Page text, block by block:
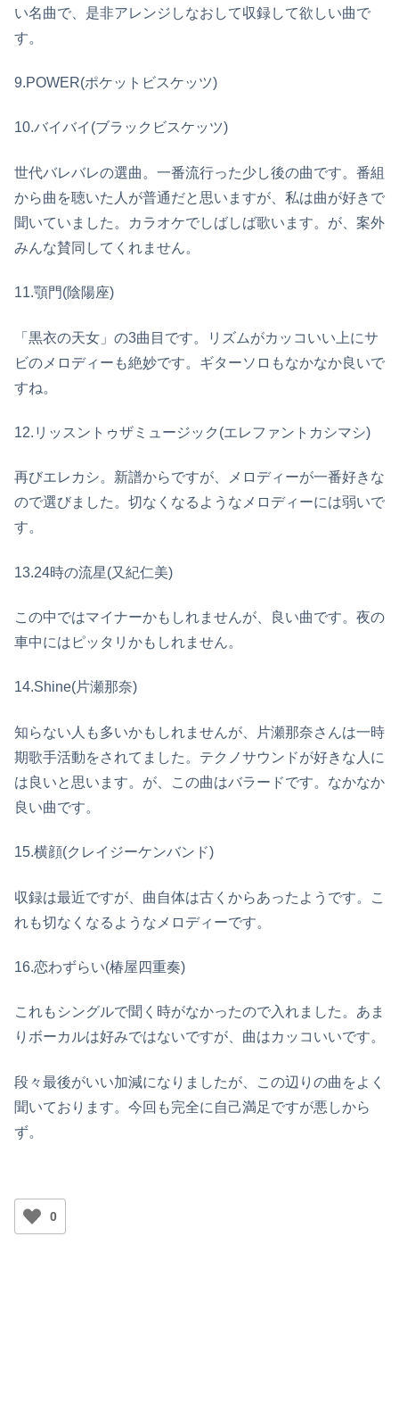
い名曲で、是非アレンジしなおして収録して欲しい曲で
す。
9.POWER(ポケットビスケッツ)
10.バイバイ(ブラックビスケッツ)
世代バレバレの選曲。一番流行った少し後の曲です。番組
から曲を聴いた人が普通だと思いますが、私は曲が好きで
聞いていました。カラオケでしばしば歌います。が、案外
みんな賛同してくれません。
11.顎門(陰陽座)
「黒衣の天女」の3曲目です。リズムがカッコいい上にサ
ビのメロディーも絶妙です。ギターソロもなかなか良いで
すね。
12.リッスントゥザミュージック(エレファントカシマシ)
再びエレカシ。新譜からですが、メロディーが一番好きな
ので選びました。切なくなるようなメロディーには弱いで
す。
13.24時の流星(又紀仁美)
この中ではマイナーかもしれませんが、良い曲です。夜の
車中にはピッタリかもしれません。
14.Shine(片瀬那奈)
知らない人も多いかもしれませんが、片瀬那奈さんは一時
期歌手活動をされてました。テクノサウンドが好きな人に
は良いと思います。が、この曲はバラードです。なかなか
良い曲です。
15.横顔(クレイジーケンバンド)
収録は最近ですが、曲自体は古くからあったようです。こ
れも切なくなるようなメロディーです。
16.恋わずらい(椿屋四重奏)
これもシングルで聞く時がなかったので入れました。あま
りボーカルは好みではないですが、曲はカッコいいです。
段々最後がいい加減になりましたが、この辺りの曲をよく
聞いております。今回も完全に自己満足ですが悪しから
ず。
0